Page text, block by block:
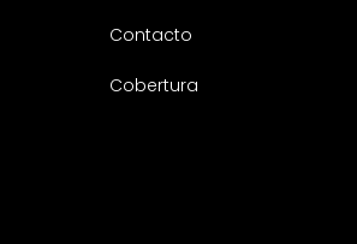
Contacto
Cobertura